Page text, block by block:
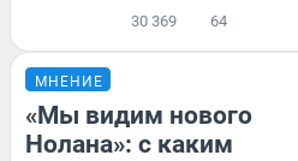
30 369 64
МНЕНИЕ
«Мы видим нового
Нолана»: с каким